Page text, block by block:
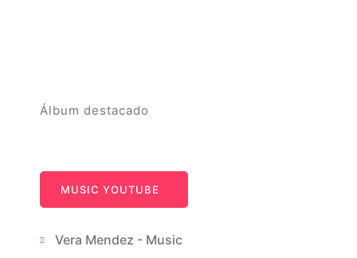
Álbum destacado
MUSIC YOUTUBE
Vera Mendez - Music